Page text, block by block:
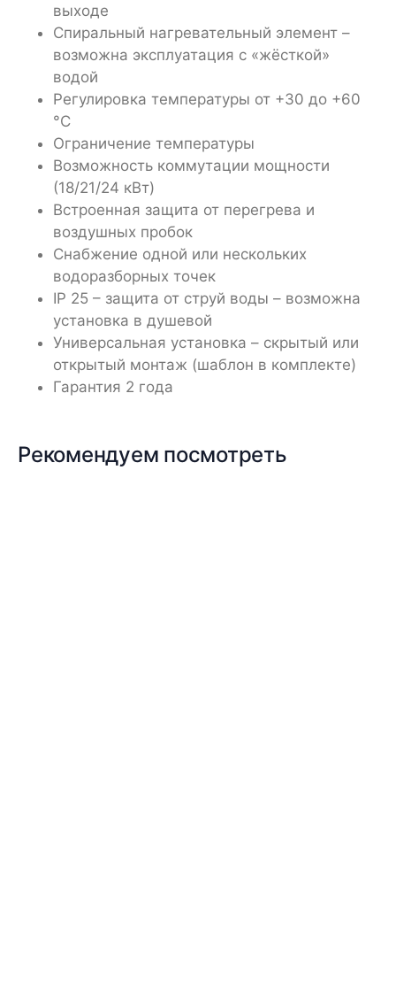
выходе
Спиральный нагревательный элемент –
возможна эксплуатация с «жёсткой»
водой
Регулировка температуры от +30 до +60
°С
Ограничение температуры
Возможность коммутации мощности
(18/21/24 кВт)
Встроенная защита от перегрева и
воздушных пробок
Снабжение одной или нескольких
водоразборных точек
IP 25 – защита от струй воды – возможна
установка в душевой
Универсальная установка – скрытый или
открытый монтаж (шаблон в комплекте)
Гарантия 2 года
Рекомендуем посмотреть